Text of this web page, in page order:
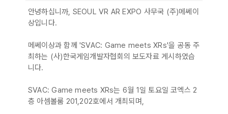
안녕하십니까, SEOUL VR AR EXPO 사무국 (주)메쎄이
상입니다.
메쎄이상과 함께 'SVAC: Game meets XRs'을 공동 주
최하는 (사)한국게임개발자협회의 보도자료 게시하였습
니다.
SVAC: Game meets XRs는 6월 1일 토요일 코엑스 2
층 아셈볼룸 201,202호에서 개최되며,